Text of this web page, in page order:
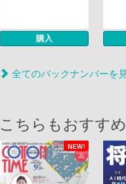
購入
全てのバックナンバーを
こちらもおすすめ
NEW!